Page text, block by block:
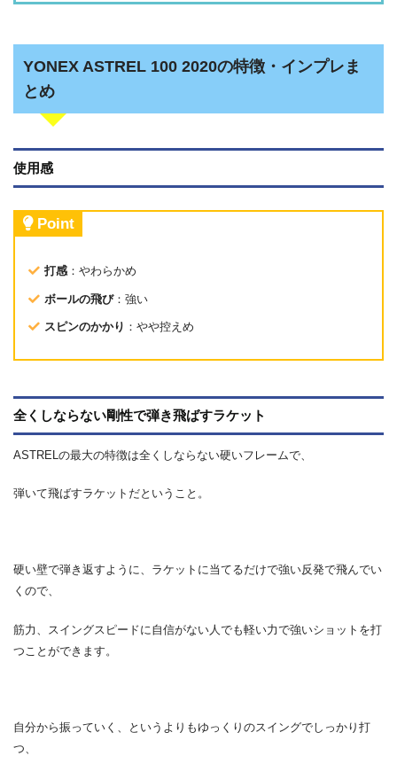
YONEX ASTREL 100 2020の特徴・インプレま
とめ
使用感
Point
打感：やわらかめ
ボールの飛び：強い
スピンのかかり ：やや控えめ
全くしならない剛性で弾き飛ばすラケット
ASTRELの最大の特徴は全くしならない硬いフレームで、
弾いて飛ばすラケットだということ。
硬い壁で弾き返すように、ラケットに当てるだけで強い反発で飛んでい
くので、
筋力、スイングスピードに自信がない人でも軽い力で強いショットを打
つことができます。
自分から振っていく、というよりもゆっくりのスイングでしっかり打
つ、